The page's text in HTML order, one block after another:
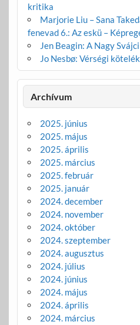
kritika
Marjorie Liu – Sana
fenevad 6.: Az eskü –
Jen Beagin: A Nagy
Jo Nesbø: Vérségi
Archívum
2025. június
2025. május
2025. április
2025. március
2025. február
2025. január
2024. december
2024. november
2024. október
2024. szeptember
2024. augusztus
2024. július
2024. június
2024. május
2024. április
2024. március